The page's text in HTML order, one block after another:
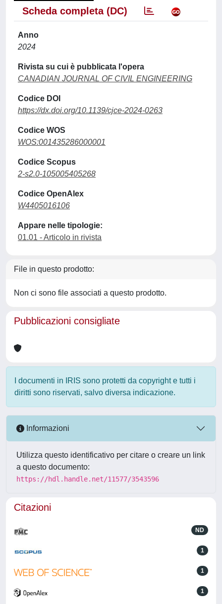
Scheda completa (DC)
Anno
2024
Rivista su cui è pubblicata l'opera
CANADIAN JOURNAL OF CIVIL ENGINEERING
Codice DOI
https://dx.doi.org/10.1139/cjce-2024-0263
Codice WOS
WOS:001435286000001
Codice Scopus
2-s2.0-105005405268
Codice OpenAlex
W4405016106
Appare nelle tipologie:
01.01 - Articolo in rivista
File in questo prodotto:
Non ci sono file associati a questo prodotto.
Pubblicazioni consigliate
I documenti in IRIS sono protetti da copyright e tutti i
diritti sono riservati, salvo diversa indicazione.
Informazioni
Utilizza questo identificativo per citare o creare un link
a questo documento:
https://hdl.handle.net/11577/3543596
Citazioni
ND
1
1
1